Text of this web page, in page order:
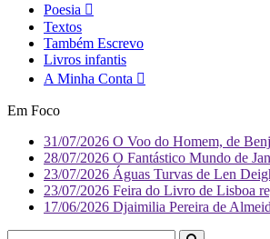
Poesia
Textos
Também Escrevo
Livros infantis
A Minha Conta
Em Foco
31/07/2026 O Voo do Homem, de
28/07/2026 O Fantástico Mundo de
23/07/2026 Águas Turvas de Len
23/07/2026 Feira do Livro de Lisboa
17/06/2026 Djaimilia Pereira de